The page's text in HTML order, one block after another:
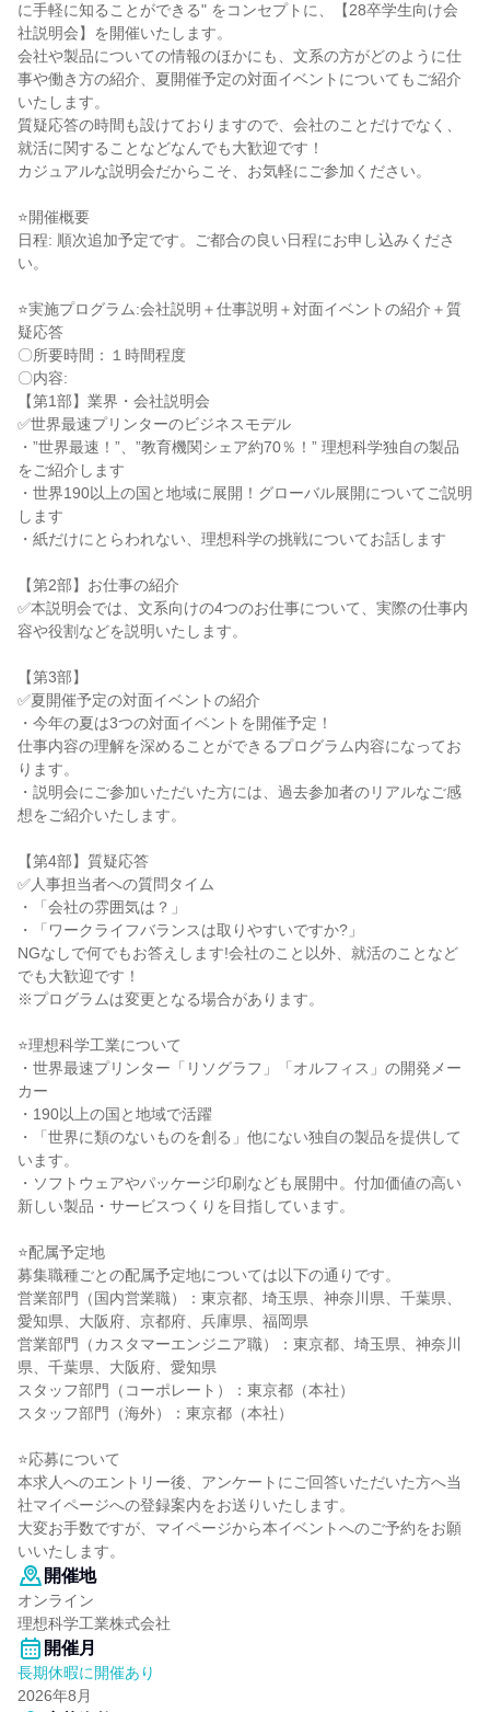
に手軽に知ることができる" をコンセプトに、【28卒学生向け会
社説明会】を開催いたします。
会社や製品についての情報のほかにも、文系の方がどのように仕
事や働き方の紹介、夏開催予定の対面イベントについてもご紹介
いたします。
質疑応答の時間も設けておりますので、会社のことだけでなく、
就活に関することなどなんでも大歓迎です！
カジュアルな説明会だからこそ、お気軽にご参加ください。
⭐開催概要
日程: 順次追加予定です。ご都合の良い日程にお申し込みくださ
い。
⭐実施プログラム:会社説明＋仕事説明＋対面イベントの紹介＋質
疑応答
〇所要時間：１時間程度
〇内容:
【第1部】業界・会社説明会
✅世界最速プリンターのビジネスモデル
・”世界最速！”、”教育機関シェア約70％！” 理想科学独自の製品
をご紹介します
・世界190以上の国と地域に展開！グローバル展開についてご説明
します
・紙だけにとらわれない、理想科学の挑戦についてお話します
【第2部】お仕事の紹介
✅本説明会では、文系向けの4つのお仕事について、実際の仕事内
容や役割などを説明いたします。
【第3部】
✅夏開催予定の対面イベントの紹介
・今年の夏は3つの対面イベントを開催予定！
仕事内容の理解を深めることができるプログラム内容になってお
ります。
・説明会にご参加いただいた方には、過去参加者のリアルなご感
想をご紹介いたします。
【第4部】質疑応答
✅人事担当者への質問タイム
・「会社の雰囲気は？」
・「ワークライフバランスは取りやすいですか?」
NGなしで何でもお答えします!会社のこと以外、就活のことなど
でも大歓迎です！
※プログラムは変更となる場合があります。
⭐理想科学工業について
・世界最速プリンター「リソグラフ」「オルフィス」の開発メー
カー
・190以上の国と地域で活躍
・「世界に類のないものを創る」他にない独自の製品を提供して
います。
・ソフトウェアやパッケージ印刷なども展開中。付加価値の高い
新しい製品・サービスつくりを目指しています。
⭐配属予定地
募集職種ごとの配属予定地については以下の通りです。
営業部門（国内営業職）：東京都、埼玉県、神奈川県、千葉県、
愛知県、大阪府、京都府、兵庫県、福岡県
営業部門（カスタマーエンジニア職）：東京都、埼玉県、神奈川
県、千葉県、大阪府、愛知県
スタッフ部門（コーポレート）：東京都（本社）
スタッフ部門（海外）：東京都（本社）
⭐応募について
本求人へのエントリー後、アンケートにご回答いただいた方へ当
社マイページへの登録案内をお送りいたします。
大変お手数ですが、マイページから本イベントへのご予約をお願
いいたします。
開催地
オンライン
理想科学工業株式会社
開催月
長期休暇に開催あり
2026年8月